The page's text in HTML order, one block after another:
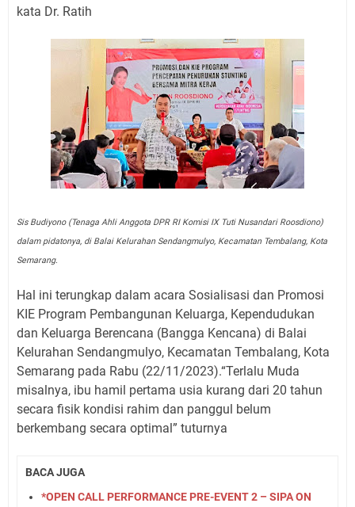
kata Dr. Ratih
Sis Budiyono (Tenaga Ahli Anggota DPR RI Komisi IX Tuti Nusandari Roosdiono)
dalam pidatonya, di Balai Kelurahan Sendangmulyo, Kecamatan Tembalang, Kota
Semarang.
Hal ini terungkap dalam acara Sosialisasi dan Promosi
KIE Program Pembangunan Keluarga, Kependudukan
dan Keluarga Berencana (Bangga Kencana) di Balai
Kelurahan Sendangmulyo, Kecamatan Tembalang, Kota
Semarang pada Rabu (22/11/2023).“Terlalu Muda
misalnya, ibu hamil pertama usia kurang dari 20 tahun
secara fisik kondisi rahim dan panggul belum
berkembang secara optimal” tuturnya
BACA JUGA
*OPEN CALL PERFORMANCE PRE-EVENT 2 – SIPA ON